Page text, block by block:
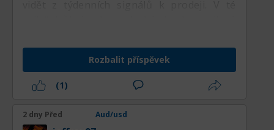
vytvořilo druhé rameno formace poklesu
hlava a ramena. V tu chvíli pomohly zprávy z
USA a technický obrázek se potvrdil, cenu
stáhli k 0.6982, přičemž zároveň prorazili
došlo ke korekčnímu odskoku vzhůru k
Rozbalit příspěvek
(1)
2 dny Před Aud/usd